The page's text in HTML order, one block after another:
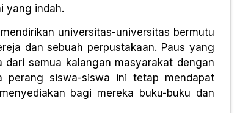
yang indah.
universitas-universitas bermutu
dan sebuah perpustakaan. Paus yang
semua kalangan masyarakat dengan
perang siswa-siswa ini tetap mendapat
bagi mereka buku-buku dan